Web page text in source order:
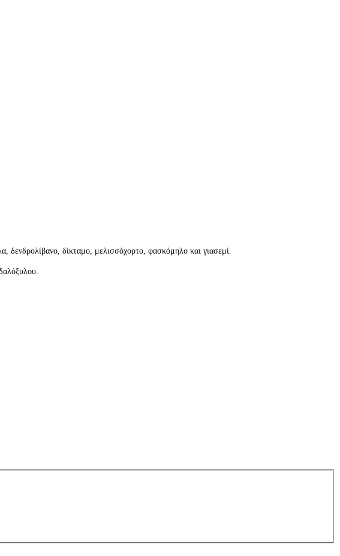
δενδρολίβανο, δίκταμο, μελισσόχορτο, φασκόμηλο και γιασεμί.